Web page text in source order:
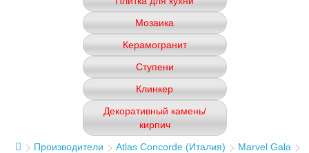
Мозаика
Керамогранит
Ступени
Клинкер
Декоративный камень/
кирпич
Производители
Atlas Concorde (Италия) Marvel Gala